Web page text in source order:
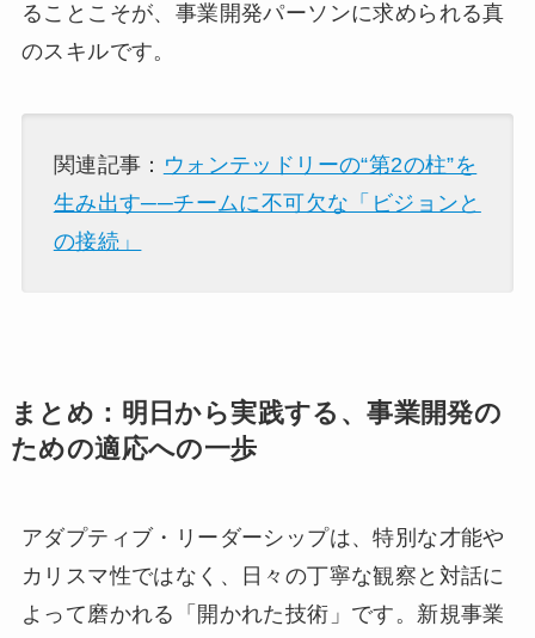
ることこそが、事業開発パーソンに求められる真
のスキルです。
関連記事： ウォンテッドリーの“第2の柱”を
生み出す──チームに不可欠な「ビジョンと
の接続」
まとめ：明日から実践する、事業開発の
ための適応への一歩
アダプティブ・リーダーシップは、特別な才能や
カリスマ性ではなく、日々の丁寧な観察と対話に
よって磨かれる「開かれた技術」です。新規事業